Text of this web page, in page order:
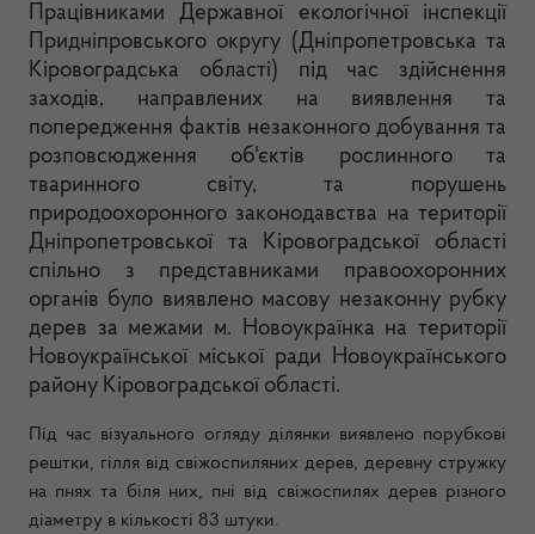
Працівниками Державної екологічної інспекції
Придніпровського округу (Дніпропетровська та
Кіровоградська області) під час здійснення
заходів, направлених на виявлення та
попередження фактів незаконного добування та
розповсюдження об'єктів рослинного та
тваринного світу, та порушень
природоохоронного законодавства на території
Дніпропетровської та Кіровоградської області
спільно з представниками правоохоронних
органів було виявлено масову незаконну рубку
дерев за межами м. Новоукраїнка на території
Новоукраїнської міської ради Новоукраїнського
району Кіровоградської області.
Під час візуального огляду ділянки виявлено порубкові
рештки, гілля від свіжоспиляних дерев, деревну стружку
на пнях та біля них, пні від свіжоспилях дерев різного
діаметру в кількості 83 штуки.